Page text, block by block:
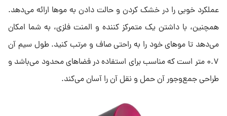
عملکرد خوبی را در خشک کردن و حالت دادن به موها ارائه می‌دهد.
همچنین، با داشتن یک متمرکز کننده و المنت فلزی، به شما امکان
می‌دهد تا موهای خود را به راحتی صاف و مرتب کنید. طول سیم آن
۰.۷ متر است که مناسب برای استفاده در فضاهای محدود می‌باشد و
طراحی جمع‌وجور آن حمل و نقل آن را آسان می‌کند.